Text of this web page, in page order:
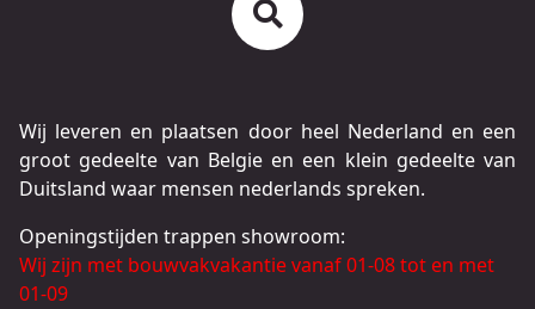
Wij leveren en plaatsen door heel Nederland en een
groot gedeelte van Belgie en een klein gedeelte van
Duitsland waar mensen nederlands spreken.
Openingstijden trappen showroom:
Wij zijn met bouwvakvakantie vanaf 01-08 tot en met
01-09